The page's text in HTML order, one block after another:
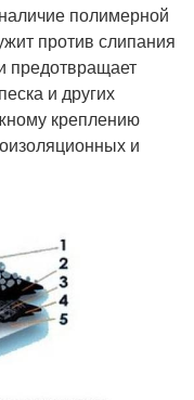
полимерной
против слипания
предотвращает
и других
креплению
и